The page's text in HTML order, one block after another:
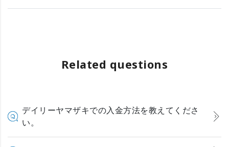
Related questions
デイリーヤマザキでの入金方法を教えてくださ
い。